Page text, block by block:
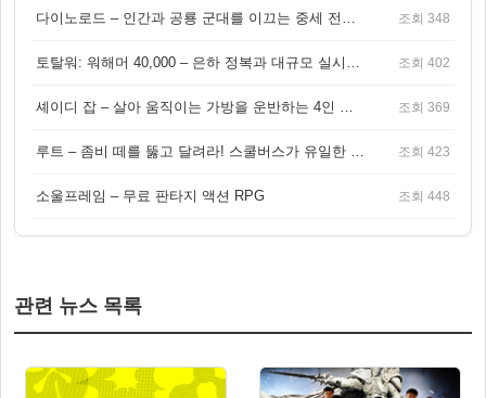
다이노로드 – 인간과 공룡 군대를 이끄는 중세 전략 액션 RPG 조회 348
토탈워: 워해머 40,000 – 은하 정복과 대규모 실시간 전투가 결합된 전략 게임! 조회 402
셰이디 잡 – 살아 움직이는 가방을 운반하는 4인 협동 물리 어드벤처 게임 조회 369
루트 – 좀비 떼를 뚫고 달려라! 스쿨버스가 유일한 집이 되는 4인 협동 생존 게임 조회 423
소울프레임 – 무료 판타지 액션 RPG 조회 448
관련 뉴스 목록